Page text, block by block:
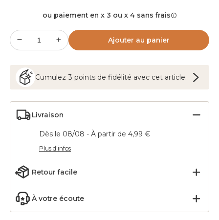
ou paiement en x 3 ou x 4 sans frais
Ajouter au panier
Cumulez 3 points de fidélité avec cet article.
Livraison
Dès le 08/08 - À partir de 4,99 €
Plus d'infos
Retour facile
À votre écoute